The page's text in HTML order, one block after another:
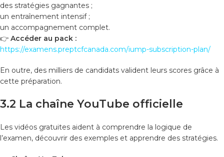
des stratégies gagnantes ;
un entraînement intensif ;
un accompagnement complet.
👉 Accéder au pack :
https://examens.preptcfcanada.com/iump-subscription-plan/
En outre, des milliers de candidats valident leurs scores grâce à
cette préparation.
3.2 La chaîne YouTube officielle
Les vidéos gratuites aident à comprendre la logique de
l’examen, découvrir des exemples et apprendre des stratégies.